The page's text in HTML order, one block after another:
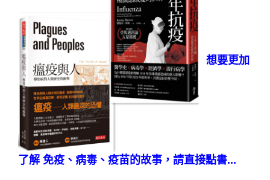
想要更加
了解 免疫、病毒、疫苗的故事，請直接點書...